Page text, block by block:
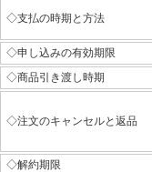
◇支払の時期と方法
◇申し込みの有効期限
◇商品引き渡し時期
◇注文のキャンセルと返品
◇解約期限